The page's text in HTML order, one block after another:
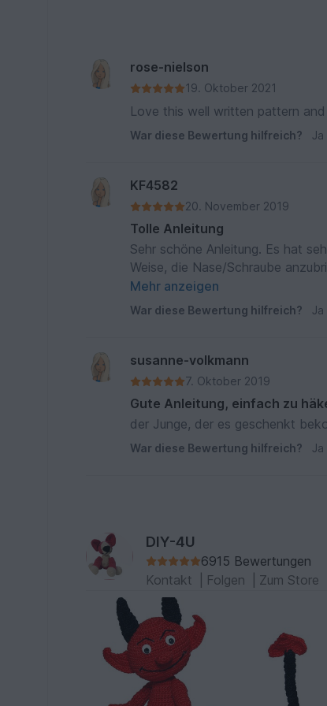
rose-nielson
19. Oktober 2021
Love this well written pattern
War diese Bewertung hilfreich? Ja
KF4582
20. November 2019
Tolle Anleitung
Sehr schöne Anleitung. Es hat
Weise, die Nase/Schraube
häkelt.
Mehr anzeigen
War diese Bewertung hilfreich? Ja
susanne-volkmann
7. Oktober 2019
Gute Anleitung, einfach zu
der Junge, der es geschenkt
War diese Bewertung hilfreich? Ja
DIY-4U
6915 Bewertungen
Kontakt
Folgen Zum Store